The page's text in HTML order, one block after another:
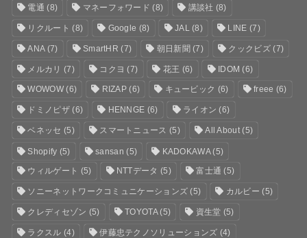
電通 (8) マネーフォワード (8) 講談社 (8)
リクルート (8) Google (8) JAL(8) LINE (7)
ANA(7) SmartHR (7) 朝日新聞 (7) クックビズ(7)
メルカリ (7) コクヨ (7) 花王 (6) IDOM (6)
WOWOW(6) RIZAP (6) キュービック (6) freee (6)
ドミノピザ(6) HENNGE (6) ライオン (6)
ベネッセ (5) スマートニュース (5) All About(5)
Shopify (5) sansan (5) KADOKAWA(5)
ウィルゲート (5) NTTデータ (5) 富士通 (5)
ソニーネットワークコミュニケーションズ (5) カルビー (5)
クレディセゾン (5) TOYOTA(5) 資生堂 (5)
ラクスル (4) 伊藤忠テクノソリューションズ (4)